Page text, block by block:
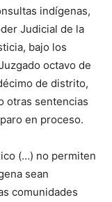
indígenas,
Judicial de la
bajo los
octavo de
de distrito,
otras sentencias
en proceso.
(…) no permiten
sean
comunidades